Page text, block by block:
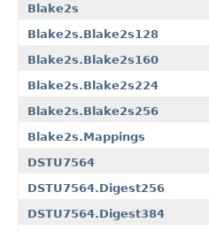
Blake2s
Blake2s.Blake2s128
Blake2s.Blake2s160
Blake2s.Blake2s224
Blake2s.Blake2s256
Blake2s.Mappings
DSTU7564
DSTU7564.Digest256
DSTU7564.Digest384